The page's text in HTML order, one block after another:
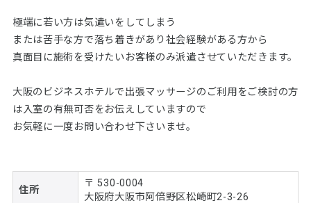
極端に若い方は気遣いをしてしまう
または苦手な方で落ち着きがあり社会経験がある方から
真面目に施術を受けたいお客様のみ派遣させていただきます。
大阪のビジネスホテルで出張マッサージのご利用をご検討の方
は入室の有無可否をお伝えしていますので
お気軽に一度お問い合わせ下さいませ。
住所
〒 530-0004
大阪府大阪市阿倍野区松崎町2-3-26